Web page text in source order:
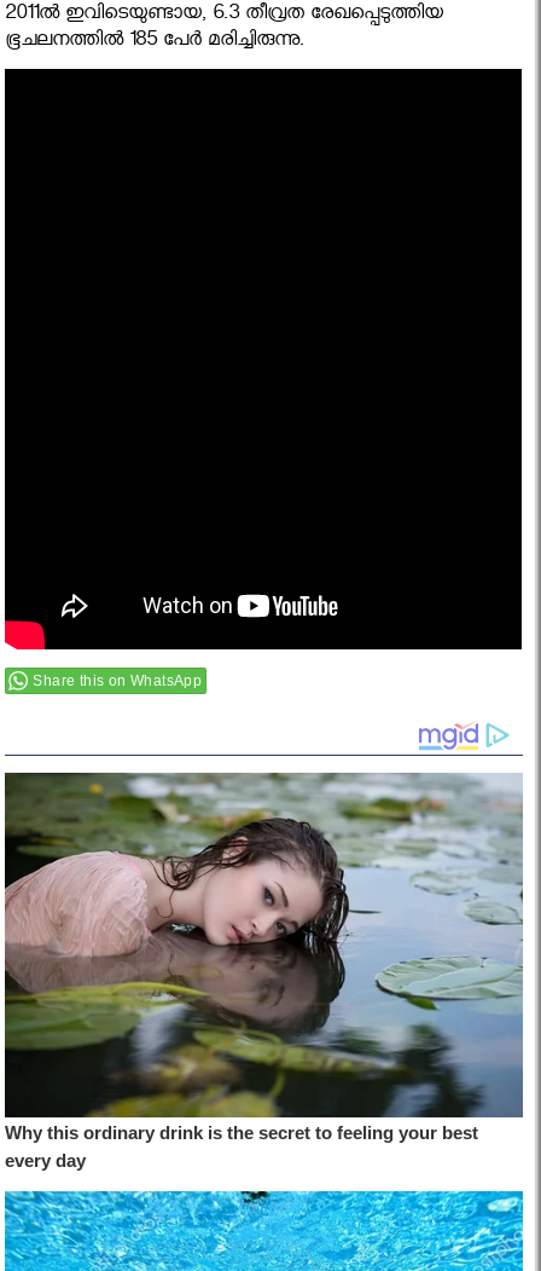
2011ല്‍ ഇവിടെയുണ്ടായ, 6.3 തീവ്രത രേഖപ്പെടുത്തിയ
ഭൂചലനത്തില്‍ 185 പേര്‍ മരിച്ചിരുന്നു.
Share this on WhatsApp